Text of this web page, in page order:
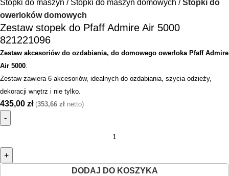
Stopki do maszyn
Stopki do maszyn domowych
Stopki do
owerloków domowych
Zestaw stopek do Pfaff Admire Air 5000
821221096
Zestaw akcesoriów do ozdabiania, do domowego owerloka Pfaff Admire
Air 5000.
Zestaw zawiera 6 akcesoriów, idealnych do ozdabiania, szycia odzieży,
dekoracji wnętrz i nie tylko.
435,00 zł (353,66 zł netto)
DODAJ DO KOSZYKA